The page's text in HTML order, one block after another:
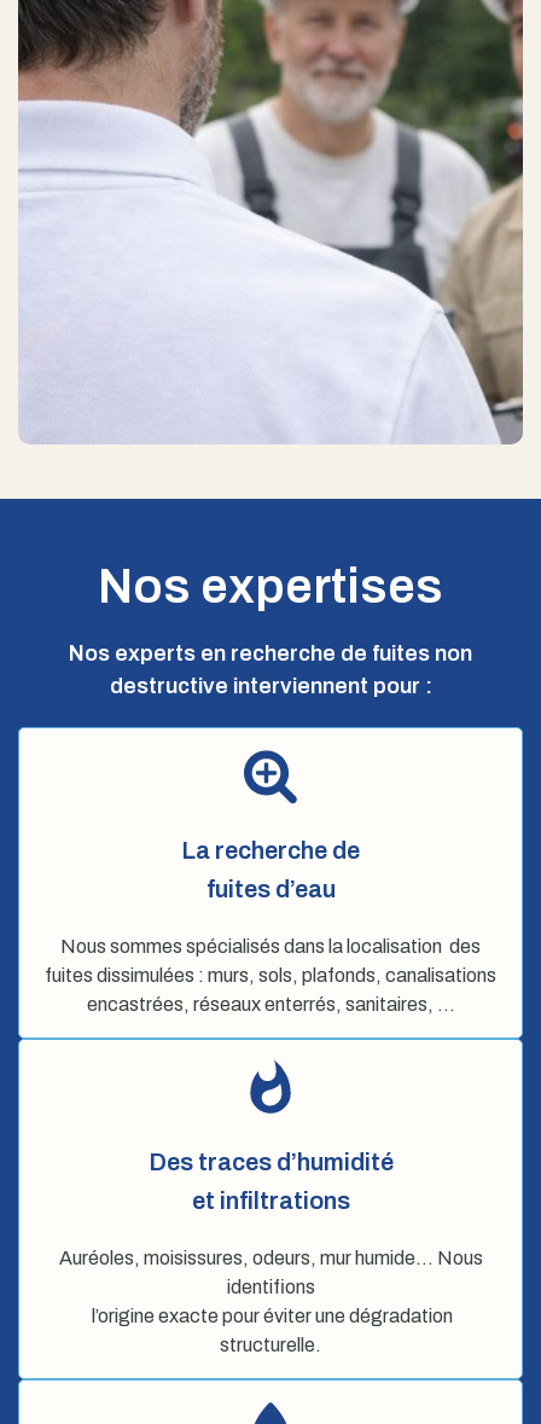
Nos expertises
Nos experts en recherche de fuites non
destructive interviennent pour :
La recherche de
fuites d’eau
Nous sommes spécialisés dans la localisation des
fuites dissimulées : murs, sols, plafonds, canalisations
encastrées, réseaux enterrés, sanitaires, …
Des traces d’humidité
et infiltrations
Auréoles, moisissures, odeurs, mur humide… Nous
identifions
l’origine exacte pour éviter une dégradation
structurelle.